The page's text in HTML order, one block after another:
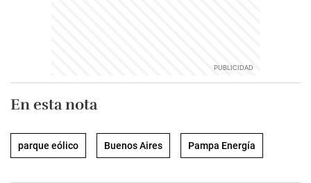
En esta nota
parque eólico Buenos Aires Pampa Energía